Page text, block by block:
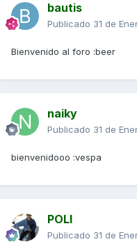
bautis
Publicado 31 de
Bienvenido al foro :beer
naiky
Publicado 31 de
bienvenidooo :vespa
POLI
Publicado 31 de